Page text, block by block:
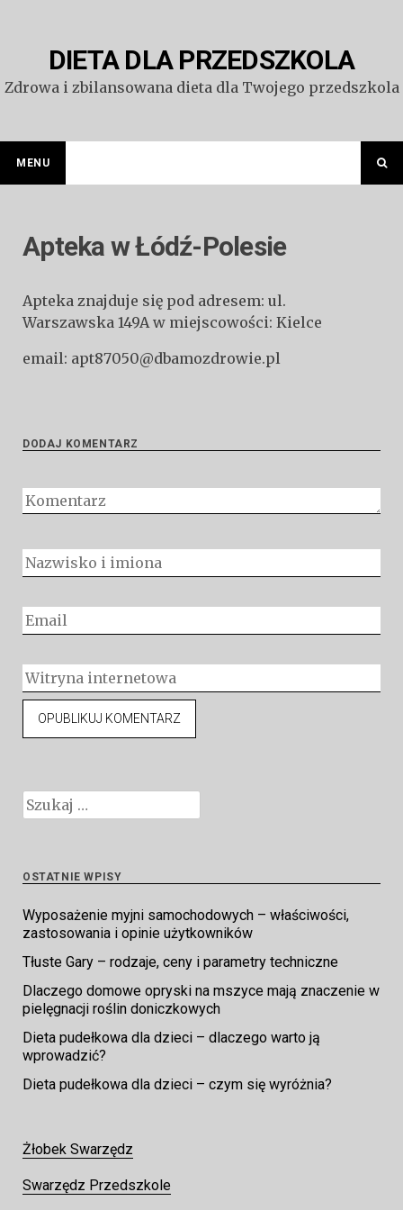
DIETA DLA PRZEDSZKOLA
Zdrowa i zbilansowana dieta dla Twojego przedszkola
MENU
Apteka w Łódź-Polesie
Apteka znajduje się pod adresem: ul.
Warszawska 149A w miejscowości: Kielce
email: apt87050@dbamozdrowie.pl
DODAJ KOMENTARZ
Szukaj:
OSTATNIE WPISY
Wyposażenie myjni samochodowych – właściwości,
zastosowania i opinie użytkowników
Tłuste Gary – rodzaje, ceny i parametry techniczne
Dlaczego domowe opryski na mszyce mają znaczenie w
pielęgnacji roślin doniczkowych
Dieta pudełkowa dla dzieci – dlaczego warto ją
wprowadzić?
Dieta pudełkowa dla dzieci – czym się wyróżnia?
Żłobek Swarzędz
Swarzędz Przedszkole